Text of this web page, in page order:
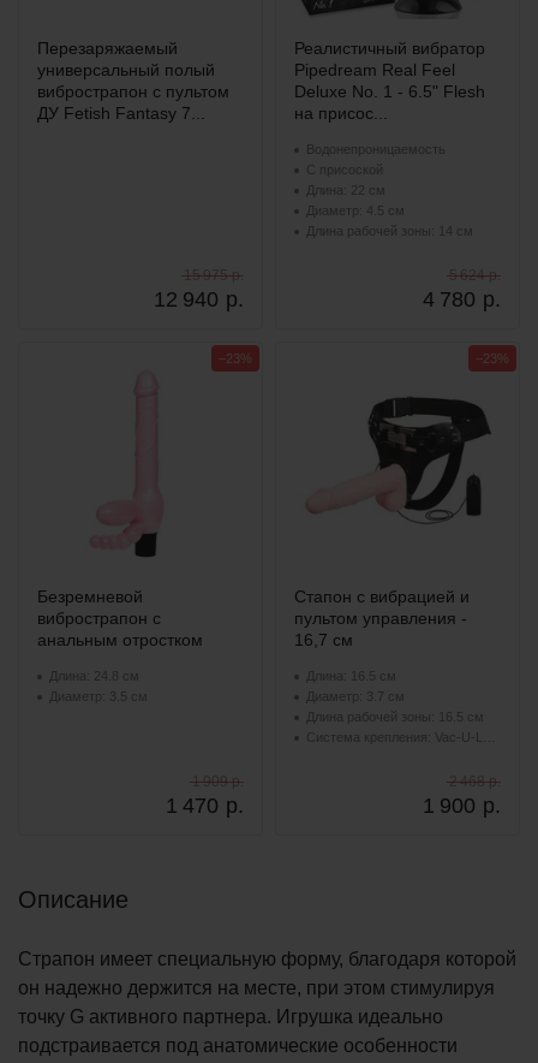
Перезаряжаемый
универсальный полый
вибрострапон с пультом
ДУ Fetish Fantasy 7...
12 940 р.
15 975 р.
Реалистичный вибратор
Pipedream Real Feel
Deluxe No. 1 - 6.5" Flesh
на присос...
Водонепроницаемость
С присоской
Длина: 22 см
Диаметр: 4.5 см
Длина рабочей зоны: 14 см
4 780 р.
5 624 р.
Безремневой
вибрострапон с
анальным отростком
Длина: 24.8 см
Диаметр: 3.5 см
1 470 р.
1 909 р.
−23%
Стапон с вибрацией и
пультом управления -
16,7 см
Длина: 16.5 см
Диаметр: 3.7 см
Длина рабочей зоны: 16.5 см
Система крепления: Vac-U-Lock
1 900 р.
2 468 р.
−23%
Описание
Страпон имеет специальную форму, благодаря которой
он надежно держится на месте, при этом стимулируя
точку G активного партнера. Игрушка идеально
подстраивается под анатомические особенности